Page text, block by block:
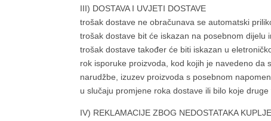
III) DOSTAVA I UVJETI DOSTAVE
trošak dostave ne obračunava se automatski
trošak dostave bit će iskazan na posebnom dijelu
trošak dostave također će biti iskazan u
rok isporuke proizvoda, kod kojih je navedeno
narudžbe, izuzev proizvoda s posebnom
u slučaju promjene roka dostave ili bilo koje
IV) REKLAMACIJE ZBOG NEDOSTATAKA